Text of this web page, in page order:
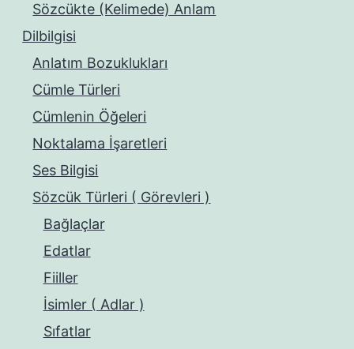
Sözcükte (Kelimede) Anlam
Dilbilgisi
Anlatım Bozuklukları
Cümle Türleri
Cümlenin Öğeleri
Noktalama İşaretleri
Ses Bilgisi
Sözcük Türleri ( Görevleri )
Bağlaçlar
Edatlar
Fiiller
İsimler ( Adlar )
Sıfatlar